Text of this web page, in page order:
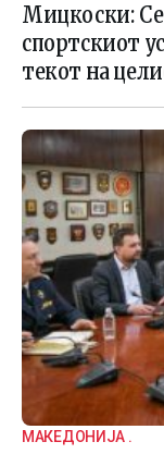
Мицкоски:
спортскиот
текот на
МАКЕДОНИЈА .